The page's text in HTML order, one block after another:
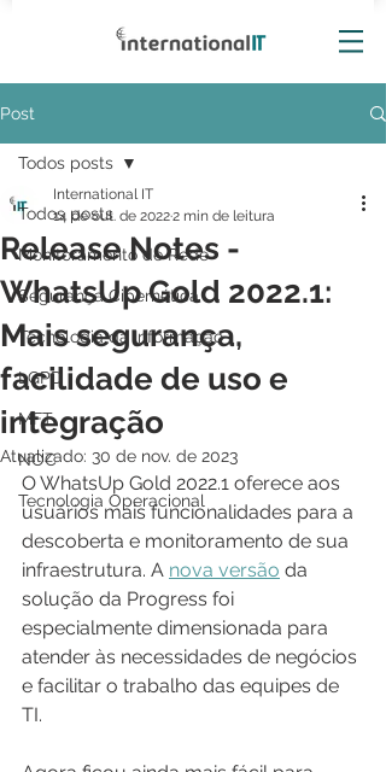
Post
Todos posts
Monitoramento de Rede
Segurança Cibernética
Tecnologia da Informação
LGPD
MFT
NOC
Tecnologia Operacional
Todos posts
Release Notes -
WhatsUp Gold 2022.1:
Mais segurança,
facilidade de uso e
integração
International IT
14 de out. de 20222 min de leitura
Atualizado: 30 de nov. de 2023
O WhatsUp Gold 2022.1 oferece aos
usuários mais funcionalidades para a
descoberta e monitoramento de sua
infraestrutura. A nova versão da
solução da Progress foi
especialmente dimensionada para
atender às necessidades de negócios
e facilitar o trabalho das equipes de
TI.